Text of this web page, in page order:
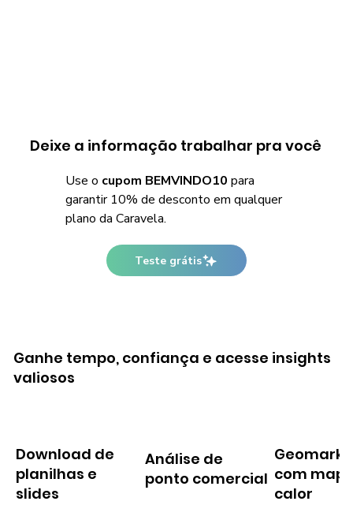
Deixe a informação trabalhar pra você
Use o cupom BEMVINDO10 para
garantir 10% de desconto em qualquer
plano da Caravela.
Teste grátis
Download de
planilhas e
slides
Análise de
ponto comercial com
calor
Ganhe tempo, confiança e acesse insights
valiosos